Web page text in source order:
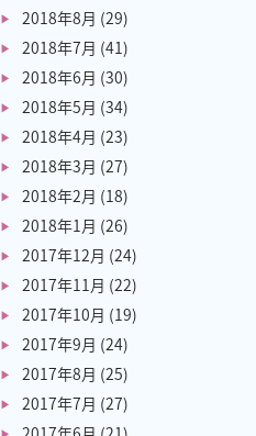
2018年8月 (29)
2018年7月 (41)
2018年6月 (30)
2018年5月 (34)
2018年4月 (23)
2018年3月 (27)
2018年2月 (18)
2018年1月 (26)
2017年12月 (24)
2017年11月 (22)
2017年10月 (19)
2017年9月 (24)
2017年8月 (25)
2017年7月 (27)